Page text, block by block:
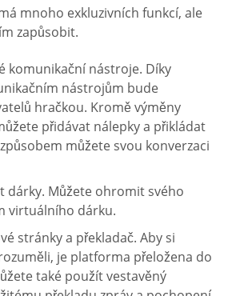
mnoho exkluzivních funkcí, ale
zapůsobit.
komunikační nástroje. Díky
nástrojům bude
hračkou. Kromě výměny
přidávat nálepky a přikládat
můžete svou konverzaci
dárky. Můžete ohromit svého
virtuálního dárku.
stránky a překladač. Aby si
je platforma přeložena do
také použít vestavěný